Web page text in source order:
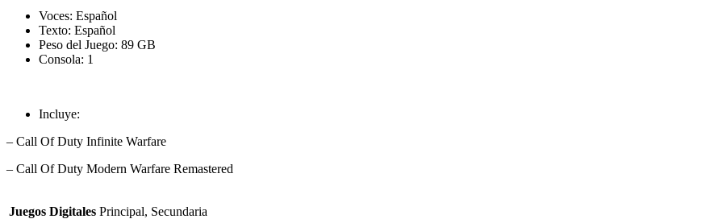
Voces: Español
Texto: Español
Peso del Juego: 89 GB
Consola: 1
Incluye:
– Call Of Duty Infinite Warfare
– Call Of Duty Modern Warfare Remastered
Juegos Digitales Principal, Secundaria